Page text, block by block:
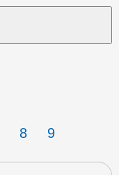
8 9